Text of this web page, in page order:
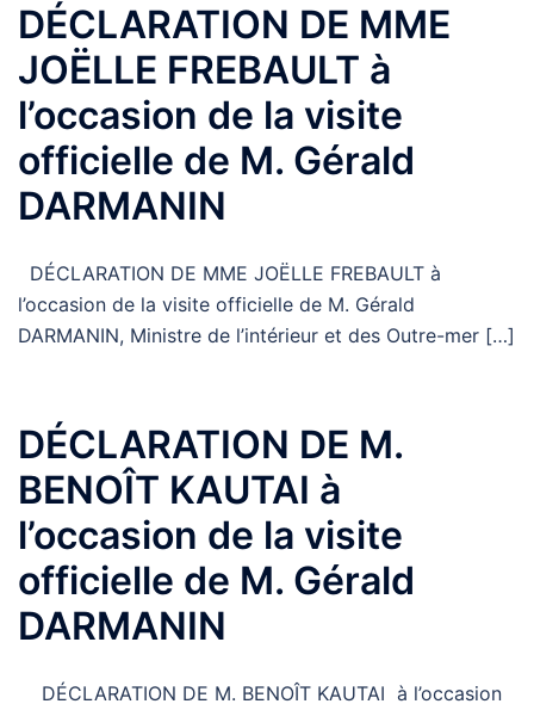
DÉCLARATION DE MME
JOËLLE FREBAULT à
l’occasion de la visite
officielle de M. Gérald
DARMANIN
DÉCLARATION DE MME JOËLLE FREBAULT à
l’occasion de la visite officielle de M. Gérald
DARMANIN, Ministre de l’intérieur et des Outre-mer […]
DÉCLARATION DE M.
BENOÎT KAUTAI à
l’occasion de la visite
officielle de M. Gérald
DARMANIN
DÉCLARATION DE M. BENOÎT KAUTAI à l’occasion